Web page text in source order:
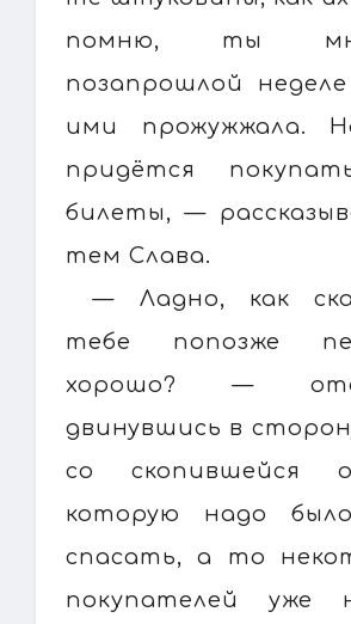
помню, ты
позапрошлой
ими прожужжала.
придётся
билеты, —
тем Слава.
— Ладно, как
тебе попозже
хорошо? —
двинувшись в
со скопившейся
которую надо
спасать, а то
покупателей уже